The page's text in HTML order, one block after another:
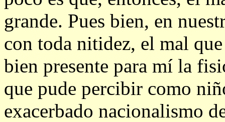
grande. Pues bien, en
con toda nitidez, el mal
bien presente para mí la
que pude percibir como
exacerbado nacionalismo